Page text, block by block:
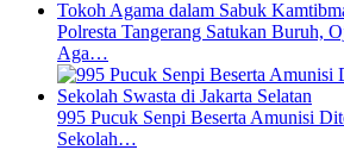
Polresta Tangerang Satukan Buruh,
Aga…
995 Pucuk Senpi Beserta Amunisi
Sekolah…